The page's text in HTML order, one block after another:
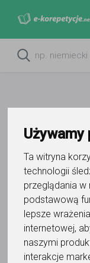
Ta witryna
technologii
przeglądania w
podstawową
lepsze
internetowej,
naszymi
interakcje
Do ulubionych
Oznacz